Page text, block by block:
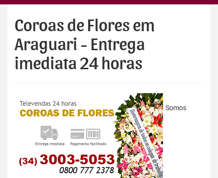
Coroas de Flores em
Araguari - Entrega
imediata 24 horas
Somos